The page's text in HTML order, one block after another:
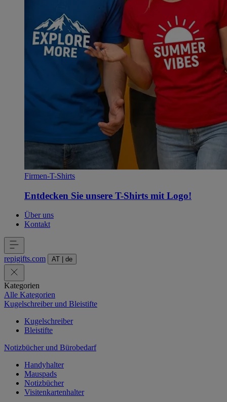
Firmen-T-Shirts
Entdecken Sie unsere T-Shirts mit Logo!
Über uns
Kontakt
repigifts.com AT de
Kategorien
Alle Kategorien
Kugelschreiber und Bleistifte
Kugelschreiber
Bleistifte
Notizbücher und Bürobedarf
Handyhalter
Mauspads
Notizbücher
Visitenkartenhalter